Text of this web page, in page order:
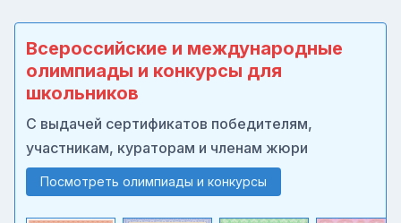
Всероссийские и международные
олимпиады и конкурсы для
школьников
С выдачей сертификатов победителям,
участникам, кураторам и членам жюри
Посмотреть олимпиады и конкурсы